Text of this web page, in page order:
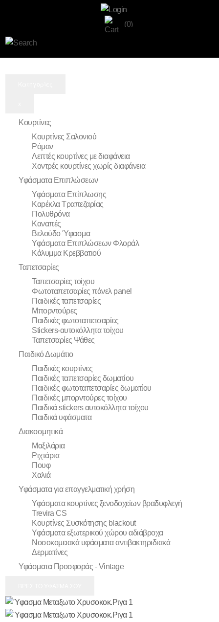
(0)
Κουρτίνες
Κουρτίνες Σαλονιού
Ρόμαν
Λεπτές κουρτίνες με διαφάνεια
Χοντρές κουρτίνες χωρίς διαφάνεια
Υφάσματα Επιπλώσεων
Υφάσματα Επίπλωσης
Καρέκλα Τραπεζαρίας
Πολυθρόνα
Καναπές
Βελούδο Ύφασμα
Υφάσματα Επιπλώσεων Φλοράλ
Κάλυμμα Κρεββατιού
Ταπετσαρίες
Ταπετσαρίες τοίχου
Φωτοταπετσαρίες πάνελ panel
Παιδικές ταπετσαρίες
Μπορντούρες
Παιδικές φωτοταπετσαρίες
Stickers-αυτοκόλλητα τοίχου
Ταπετσαρίες Ψάθες
Παιδικό Δωμάτιο
Παιδικές κουρτίνες
Παιδικές ταπετσαρίες δωματίου
Παιδικές φωτοταπετσαρίες δωματίου
Παιδικές μπορντούρες τοίχου
Παιδικά stickers αυτοκόλλητα τοίχου
Παιδικά υφάσματα
Διακοσμητικά
Μαξιλάρια
Ριχτάρια
Πουφ
Χαλιά
Υφάσματα για επαγγελματική χρήση
Υφάσματα κουρτίνες ξενοδοχείων βραδυφλεγή
Trevira CS
Κουρτίνες Συσκότησης blackout
Υφάσματα εξωτερικού χώρου αδιάβροχα
Νοσοκομειακά υφάσματα αντιβακτηριδιακά
Δερματίνες
Υφάσματα Προσφοράς - Vintage